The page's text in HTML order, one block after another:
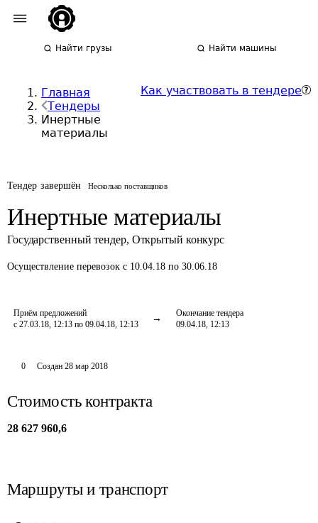
Найти грузы Найти машины
Главная
Тендеры
Инертные
материалы
Как участвовать в тендере
Тендер завершён Несколько поставщиков
Инертные материалы
Государственный тендер, Открытый конкурс
Осуществление перевозок с 10.04.18 по 30.06.18
Приём предложений
с 27.03.18, 12:13 по 09.04.18, 12:13
Окончание тендера
09.04.18, 12:13
0 Создан 28 мар 2018
Стоимость контракта
28 627 960,6
Маршруты и транспорт